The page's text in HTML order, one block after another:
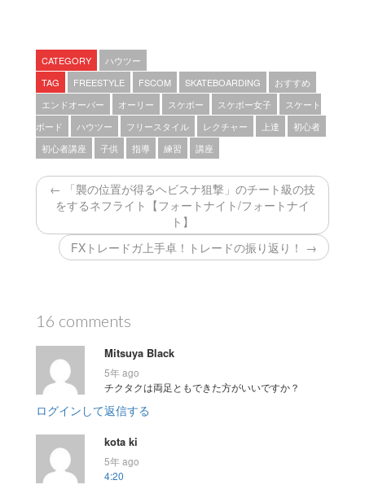
CATEGORY
ハウツー
TAG
FREESTYLE FSCOM SKATEBOARDING
おすすめ
エンドオーバー
オーリー スケボー スケボー女子
スケート
ボード
ハウツー フリースタイル レクチャー 上達
初心者
初心者講座
子供 指導 練習 講座
← 「襲の位置が得るヘビスナ狙撃」のチート級の技
をするネフライト【フォートナイト/フォートナイ
ト】
FXトレードガ上手卓！トレードの振り返り！ →
16 comments
Mitsuya Black
5年 ago
チクタクは両足ともできた方がいいですか？
ログインして返信する
kota ki
5年 ago
4:20